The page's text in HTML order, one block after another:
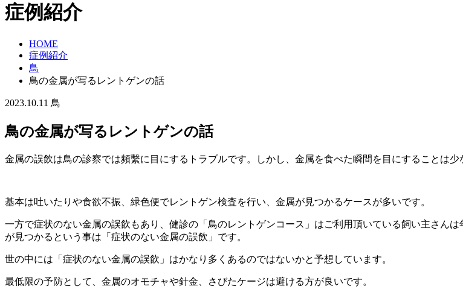
症例紹介
HOME
症例紹介
鳥
鳥の金属が写るレントゲンの話
2023.10.11 鳥
鳥の金属が写るレントゲンの話
金属の誤飲は鳥の診察では頻繫に目にするトラブルです。しかし、金属を食べた瞬間を目にすることは
基本は吐いたりや食欲不振、緑色便でレントゲン検査を行い、金属が見つかるケースが多いです。
一方で症状のない金属の誤飲もあり、健診の「鳥のレントゲンコース」はご利用頂いている飼い主さん
が見つかるという事は「症状のない金属の誤飲」です。
世の中には「症状のない金属の誤飲」はかなり多くあるのではないかと予想しています。
最低限の予防として、金属のオモチャや針金、さびたケージは避ける方が良いです。